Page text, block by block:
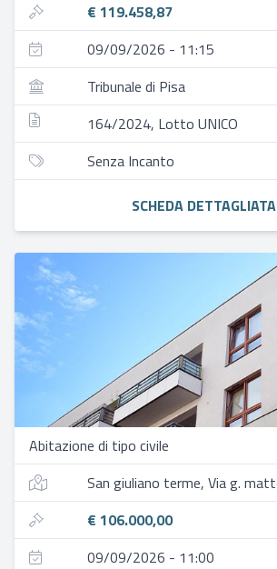
€ 119.458,87
09/09/2026 - 11:15
Tribunale di Pisa
164/2024, Lotto UNICO
Senza Incanto
SCHEDA DETTAGLIATA
Abitazione di tipo civile
€ 106.000,00
09/09/2026 - 11:00